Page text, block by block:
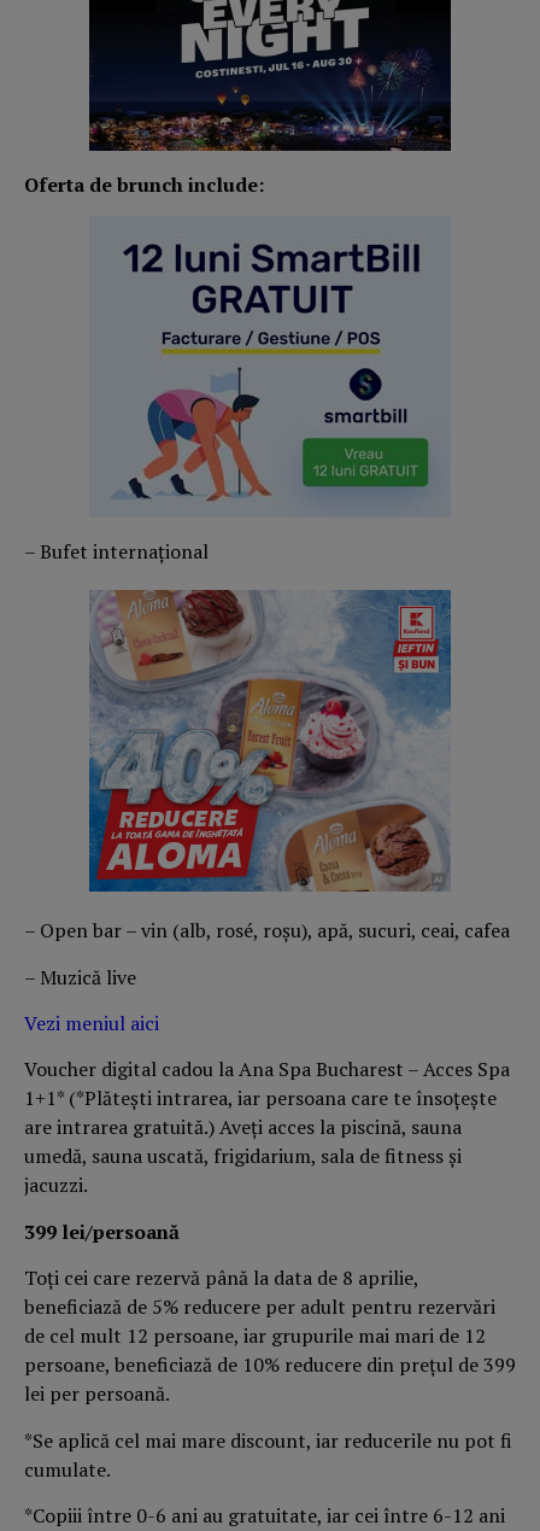
Oferta de brunch include:
– Bufet internațional
– Open bar – vin (alb, rosé, roșu), apă, sucuri, ceai, cafea
– Muzică live
Vezi meniul aici
Voucher digital cadou la Ana Spa Bucharest – Acces Spa
1+1* (*Plătești intrarea, iar persoana care te însoțește
are intrarea gratuită.) Aveți acces la piscină, sauna
umedă, sauna uscată, frigidarium, sala de fitness și
jacuzzi.
399 lei/persoană
Toți cei care rezervă până la data de 8 aprilie,
beneficiază de 5% reducere per adult pentru rezervări
de cel mult 12 persoane, iar grupurile mai mari de 12
persoane, beneficiază de 10% reducere din prețul de 399
lei per persoană.
*Se aplică cel mai mare discount, iar reducerile nu pot fi
cumulate.
*Copiii între 0-6 ani au gratuitate, iar cei între 6-12 ani